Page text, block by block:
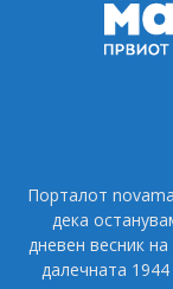
Порталот
дека
дневен весник
далечната